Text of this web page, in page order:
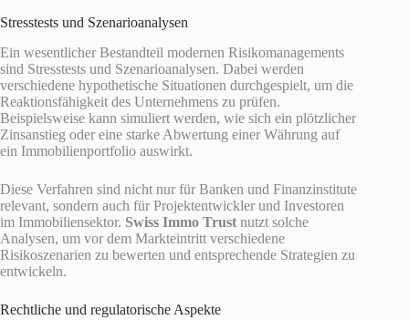
Stresstests und Szenarioanalysen
Ein wesentlicher Bestandteil modernen Risikomanagements
sind Stresstests und Szenarioanalysen. Dabei werden
verschiedene hypothetische Situationen durchgespielt, um die
Reaktionsfähigkeit des Unternehmens zu prüfen.
Beispielsweise kann simuliert werden, wie sich ein plötzlicher
Zinsanstieg oder eine starke Abwertung einer Währung auf
ein Immobilienportfolio auswirkt.
Diese Verfahren sind nicht nur für Banken und Finanzinstitute
relevant, sondern auch für Projektentwickler und Investoren
im Immobiliensektor. Swiss Immo Trust nutzt solche
Analysen, um vor dem Markteintritt verschiedene
Risikoszenarien zu bewerten und entsprechende Strategien zu
entwickeln.
Rechtliche und regulatorische Aspekte